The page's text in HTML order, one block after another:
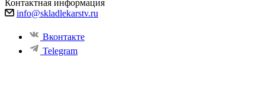
Контактная информация
info@skladlekarstv.ru
Вконтакте
Telegram